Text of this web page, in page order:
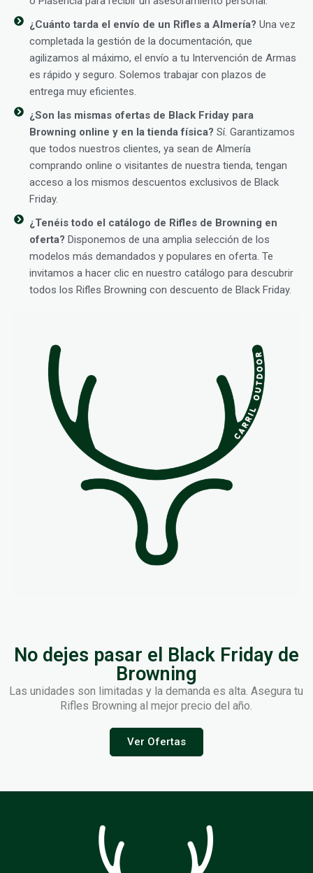
¿Cuánto tarda el envío de un Rifles a Almería? Una vez
completada la gestión de la documentación, que
agilizamos al máximo, el envío a tu Intervención de Armas
es rápido y seguro. Solemos trabajar con plazos de
entrega muy eficientes.
¿Son las mismas ofertas de Black Friday para
Browning online y en la tienda física? Sí. Garantizamos
que todos nuestros clientes, ya sean de Almería
comprando online o visitantes de nuestra tienda, tengan
acceso a los mismos descuentos exclusivos de Black
Friday.
¿Tenéis todo el catálogo de Rifles de Browning en
oferta? Disponemos de una amplia selección de los
modelos más demandados y populares en oferta. Te
invitamos a hacer clic en nuestro catálogo para descubrir
todos los Rifles Browning con descuento de Black Friday.
No dejes pasar el Black Friday de
Browning
Las unidades son limitadas y la demanda es alta. Asegura tu
Rifles Browning al mejor precio del año.
Ver Ofertas